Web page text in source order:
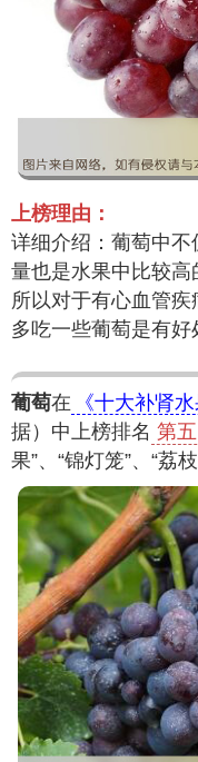
上榜理由：
详细介绍：葡萄中
量也是水果中比较高
所以对于有心血管
多吃一些葡萄是有好
葡萄在 《十大补肾水
据）中上榜排名 第五
果”、“锦灯笼”、“荔枝